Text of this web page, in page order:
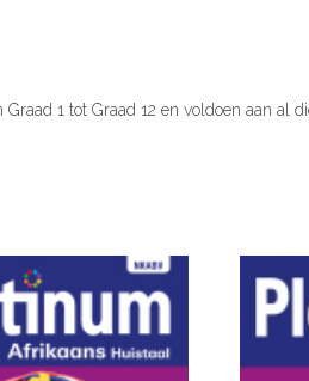
1 tot Graad 12 en voldoen aan al